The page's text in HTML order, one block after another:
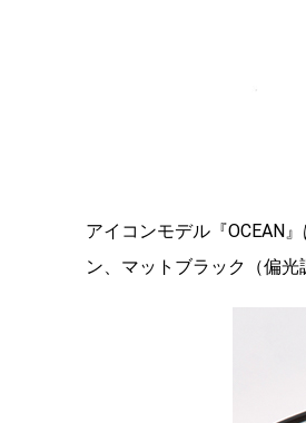
アイコンモデル『OCEAN
ン、マットブラック（偏光